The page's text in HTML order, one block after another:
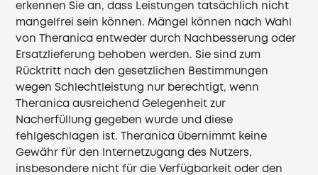
erkennen Sie an, dass Leistungen tatsächlich nicht
mangelfrei sein können. Mängel können nach Wahl
von Theranica entweder durch Nachbesserung oder
Ersatzlieferung behoben werden. Sie sind zum
Rücktritt nach den gesetzlichen Bestimmungen
wegen Schlechtleistung nur berechtigt, wenn
Theranica ausreichend Gelegenheit zur
Nacherfüllung gegeben wurde und diese
fehlgeschlagen ist. Theranica übernimmt keine
Gewähr für den Internetzugang des Nutzers,
insbesondere nicht für die Verfügbarkeit oder den